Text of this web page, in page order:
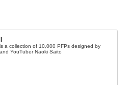
a collection of 10,000 PFPs designed by
YouTuber Naoki Saito